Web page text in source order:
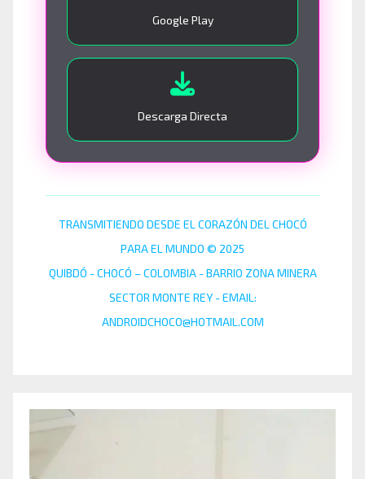
Google Play
Descarga Directa
TRANSMITIENDO DESDE EL CORAZÓN DEL CHOCÓ
PARA EL MUNDO © 2025
QUIBDÓ - CHOCÓ – COLOMBIA - BARRIO ZONA MINERA
SECTOR MONTE REY - EMAIL:
ANDROIDCHOCO@HOTMAIL.COM